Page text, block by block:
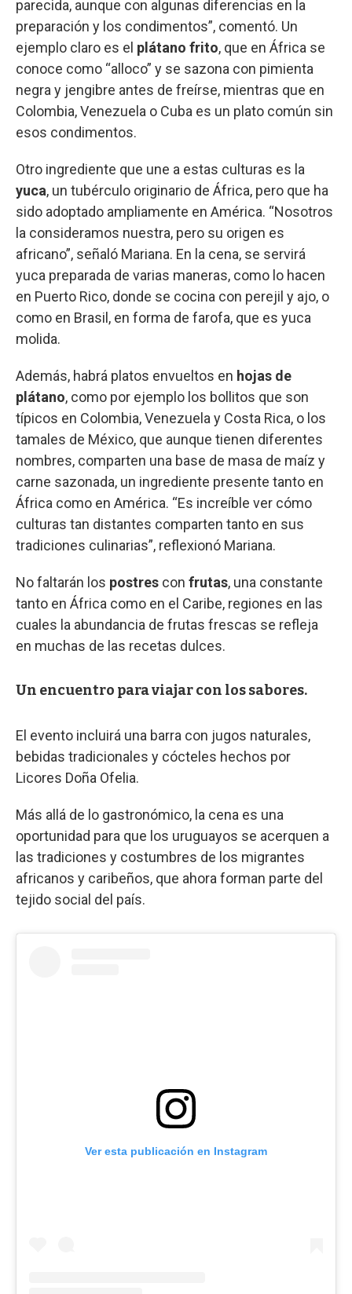
parecida, aunque con algunas diferencias en la
preparación y los condimentos”, comentó. Un
ejemplo claro es el plátano frito, que en África se
conoce como “alloco” y se sazona con pimienta
negra y jengibre antes de freírse, mientras que en
Colombia, Venezuela o Cuba es un plato común sin
esos condimentos.
Otro ingrediente que une a estas culturas es la
yuca, un tubérculo originario de África, pero que ha
sido adoptado ampliamente en América. “Nosotros
la consideramos nuestra, pero su origen es
africano”, señaló Mariana. En la cena, se servirá
yuca preparada de varias maneras, como lo hacen
en Puerto Rico, donde se cocina con perejil y ajo, o
como en Brasil, en forma de farofa, que es yuca
molida.
Además, habrá platos envueltos en hojas de
plátano, como por ejemplo los bollitos que son
típicos en Colombia, Venezuela y Costa Rica, o los
tamales de México, que aunque tienen diferentes
nombres, comparten una base de masa de maíz y
carne sazonada, un ingrediente presente tanto en
África como en América. “Es increíble ver cómo
culturas tan distantes comparten tanto en sus
tradiciones culinarias”, reflexionó Mariana.
No faltarán los postres con frutas, una constante
tanto en África como en el Caribe, regiones en las
cuales la abundancia de frutas frescas se refleja
en muchas de las recetas dulces.
Un encuentro para viajar con los sabores.
El evento incluirá una barra con jugos naturales,
bebidas tradicionales y cócteles hechos por
Licores Doña Ofelia.
Más allá de lo gastronómico, la cena es una
oportunidad para que los uruguayos se acerquen a
las tradiciones y costumbres de los migrantes
africanos y caribeños, que ahora forman parte del
tejido social del país.
Ver esta publicación en Instagram